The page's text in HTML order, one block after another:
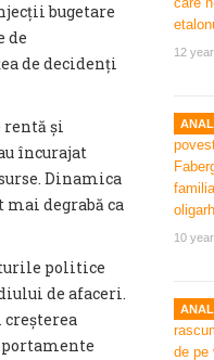
bugetare
de
de decidenți
rentă și
încurajat
Dinamica
degrabă ca
politice
de afaceri.
12
10